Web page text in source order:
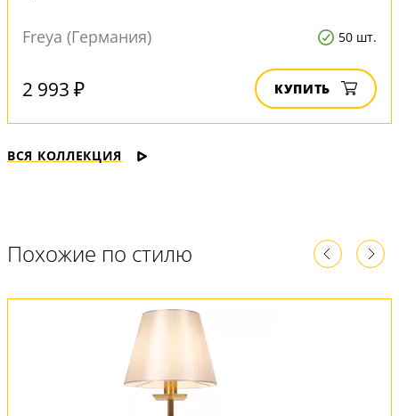
Freya (Германия) 50 шт.
2 993 ₽ КУПИТЬ
ВСЯ КОЛЛЕКЦИЯ
Похожие по стилю